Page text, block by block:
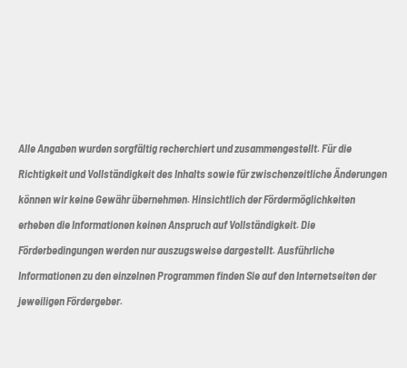
Alle Angaben wurden sorgfältig recherchiert und zusammengestellt. Für die
Richtigkeit und Vollständigkeit des Inhalts sowie für zwischenzeitliche Änderungen
können wir keine Gewähr übernehmen. Hinsichtlich der Fördermöglichkeiten
erheben die Informationen keinen Anspruch auf Vollständigkeit. Die
Förderbedingungen werden nur auszugsweise dargestellt. Ausführliche
Informationen zu den einzelnen Programmen finden Sie auf den Internetseiten der
jeweiligen Fördergeber.